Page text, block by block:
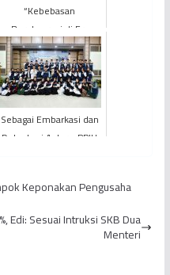
“Kebebasan
Berekspresi di Era
Digital” Digaungkan
Pada Webinar Literasi
Digital Kota ...
Sebagai Embarkasi dan
Debarkasi Antara, PPIH
Keponakan Pengusaha
Edi: Sesuai Intruksi SKB Dua
Menteri